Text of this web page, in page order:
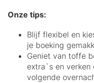
Onze tips:
Blijf flexibel en
je boeking
Geniet van toffe
extra`s en
volgende